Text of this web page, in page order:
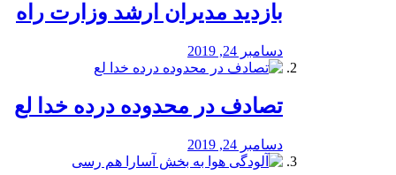
بازدید مدیران ارشد وزارت راه
دسامبر 24, 2019
تصادف در محدوده درده خدا لع
دسامبر 24, 2019